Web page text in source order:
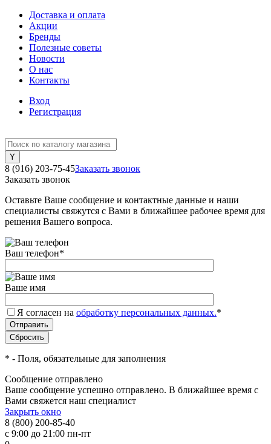
Доставка и оплата
Акции
Бренды
Полезные советы
Новости
О нас
Контакты
Вход
Регистрация
8 (916) 203-75-45Заказать звонок
Заказать звонок
Оставьте Ваше сообщение и контактные данные и наши
специалисты свяжутся с Вами в ближайшее рабочее время для
решения Вашего вопроса.
Ваш телефон*
Ваше имя
Я согласен на обработку персональных данных.*
* - Поля, обязательные для заполнения
Сообщение отправлено
Ваше сообщение успешно отправлено. В ближайшее время с
Вами свяжется наш специалист
Закрыть окно
8 (800) 200-85-40
с 9:00 до 21:00 пн-пт